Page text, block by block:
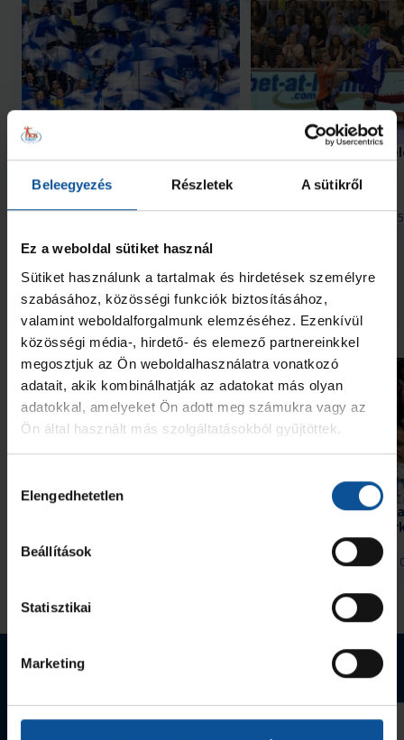
Beleegyezés Részletek A sütikről
Ez a weboldal sütiket használ
Sütiket használunk a tartalmak és hirdetések személyre
szabásához, közösségi funkciók biztosításához,
valamint weboldalforgalmunk elemzéséhez. Ezenkívül
közösségi média-, hirdető- és elemező partnereinkkel
megosztjuk az Ön weboldalhasználatra vonatkozó
adatait, akik kombinálhatják az adatokat más olyan
adatokkal, amelyeket Ön adott meg számukra vagy az
Ön által használt más szolgáltatásokból gyűjtöttek.
kiválasztása
Elengedhetetlen
Beállítások
Statisztikai
Marketing
Megnézem az összeset
2026. júl.
Bemutatjuk BL-
További friss hírek
Megnézem az összeset
2026. aug.
Szurkolói információk
Nantes elleni
Webshop termékek